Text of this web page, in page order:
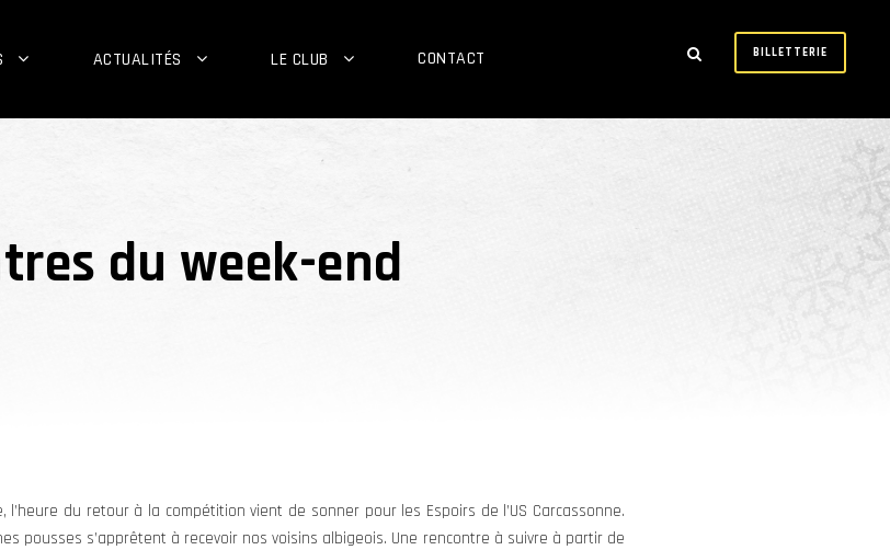
ACTUALITÉS LE CLUB CONTACT BILLETTERIE
du week-end
du retour à la compétition vient de sonner pour les Espoirs de l’US Carcassonne.
pousses s’apprêtent à recevoir nos voisins albigeois. Une rencontre à suivre à partir de